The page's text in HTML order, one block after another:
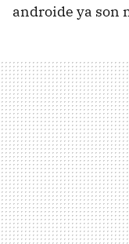
androide ya son